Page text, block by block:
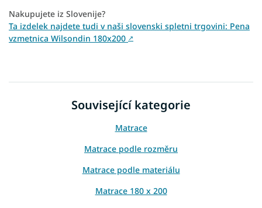
Nakupujete iz Slovenije?
Ta izdelek najdete tudi v naši slovenski spletni trgovini: Pena
vzmetnica Wilsondin 180x200 ↗
Související kategorie
Matrace
Matrace podle rozměru
Matrace podle materiálu
Matrace 180 x 200